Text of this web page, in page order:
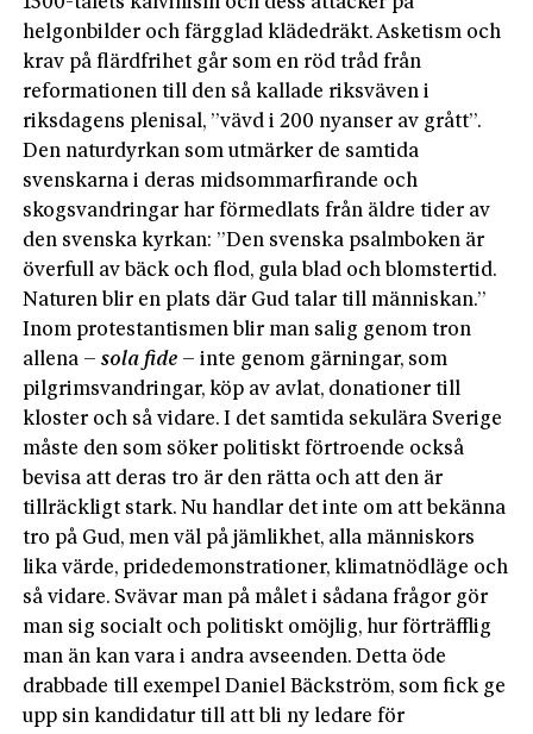
helgonbilder och färgglad klädedräkt. Asketism och
krav på flärdfrihet går som en röd tråd från
reformationen till den så kallade riks­väven i
riksdagens plenisal, ”vävd i 200 nyanser av grått”.
Den naturdyrkan som utmärker de samtida
svenskarna i deras midsommarfirande och
skogsvandringar har förmedlats från äldre tider av
den svenska kyrkan: ”Den svenska psalmboken är
överfull av bäck och flod, gula blad och blomstertid.
Naturen blir en plats där Gud talar till människan.”
Inom protestantismen blir man salig genom tron
allena –sola fide – inte genom gärningar, som
pilgrimsvandringar, köp av avlat, donationer till
kloster och så vidare. I det samtida sekulära Sverige
måste den som söker politiskt förtroende också
bevisa att deras tro är den rätta och att den är
tillräckligt stark. Nu handlar det inte om att bekänna
tro på Gud, men väl på jämlikhet, alla människors
lika värde, pridedemonstrationer, klimatnödläge och
så vidare. Svävar man på målet i sådana frågor gör
man sig socialt och politiskt omöjlig, hur förträfflig
man än kan vara i andra avseenden. Detta öde
drabbade till exempel Daniel Bäckström, som fick ge
upp sin kandidatur till att bli ny ledare för